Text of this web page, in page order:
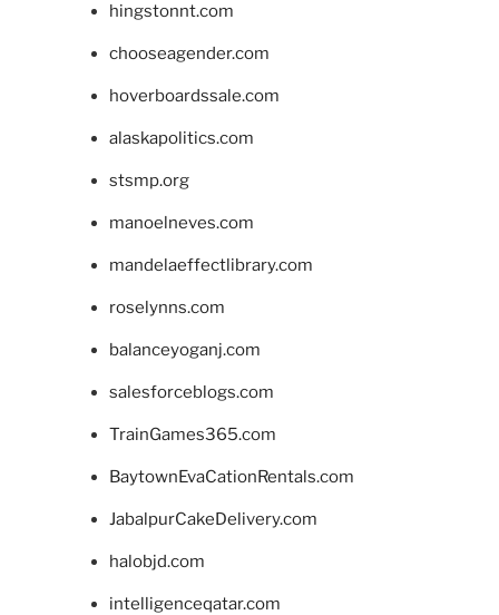
hingstonnt.com
chooseagender.com
hoverboardssale.com
alaskapolitics.com
stsmp.org
manoelneves.com
mandelaeffectlibrary.com
roselynns.com
balanceyoganj.com
salesforceblogs.com
TrainGames365.com
BaytownEvaCationRentals.com
JabalpurCakeDelivery.com
halobjd.com
intelligenceqatar.com